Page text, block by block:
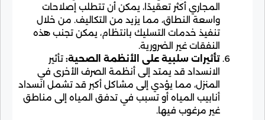
المجاري أكثر تعقيدًا، يمكن أن تتطلب إصلاحات
واسعة النطاق، مما يزيد من التكاليف. من خلال
تنفيذ خدمات التسليك بانتظام، يمكن تجنب هذه
النفقات غير الضرورية.
تأثيرات سلبية على الأنظمة الصحية: تأثير
الانسداد قد يمتد إلى أنظمة الصرف الأخرى في
المنزل، مما يؤدي إلى مشاكل أكبر قد تشمل انسداد
أنابيب المياه أو تسبب في تدفق المياه إلى مناطق
غير مرغوب فيها.